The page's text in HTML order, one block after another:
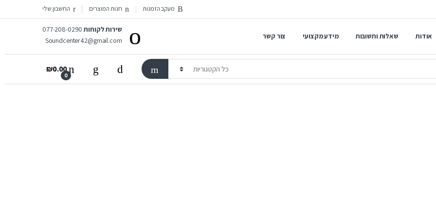
מעקב הזמנות חנות המוצרים החשבון שלי
אודות שאלות ותשובות מידע מקצועי צור קשר
שירות לקוחות077-208-0290
Soundcenter42@gmail.com
0
₪0.00